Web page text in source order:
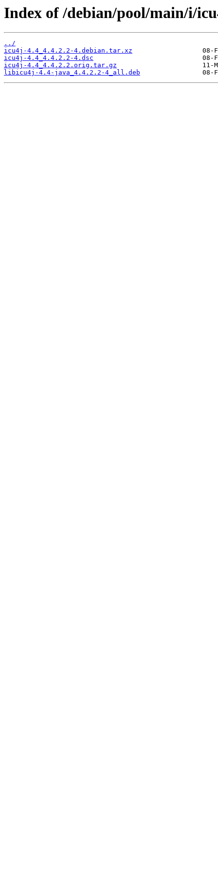
Index of /debian/pool/main/i/
../
icu4j-4.4_4.4.2.2-4.debian.tar.xz
icu4j-4.4_4.4.2.2-4.dsc
icu4j-4.4_4.4.2.2.orig.tar.gz
libicu4j-4.4-java_4.4.2.2-4_all.deb